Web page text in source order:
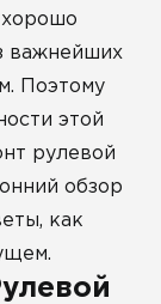
важнейших
Поэтому
этой
рулевой
обзор
как